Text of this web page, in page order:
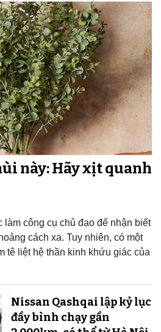
này: Hãy xịt quanh
công cụ chủ đạo để nhận biết
cách xa. Tuy nhiên, có một
tê liệt hệ thần kinh khứu giác của
Nissan Qashqai lập kỷ lục
đầy bình chạy gần